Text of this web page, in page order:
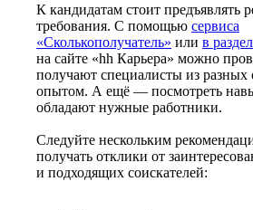
К кандидатам стоит предъявлять
требования. С помощью сервиса
«Сколькополучатель» или в
на сайте «hh Карьера» можно
получают специалисты из разных
опытом. А ещё — посмотреть
обладают нужные работники.
Следуйте нескольким
получать отклики от
и подходящих соискателей: